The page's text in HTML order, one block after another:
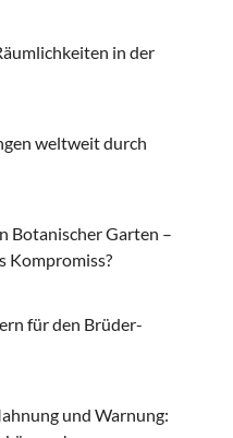
in der
weltweit durch
Botanischer Garten –
Kompromiss?
für den Brüder-
und Warnung: